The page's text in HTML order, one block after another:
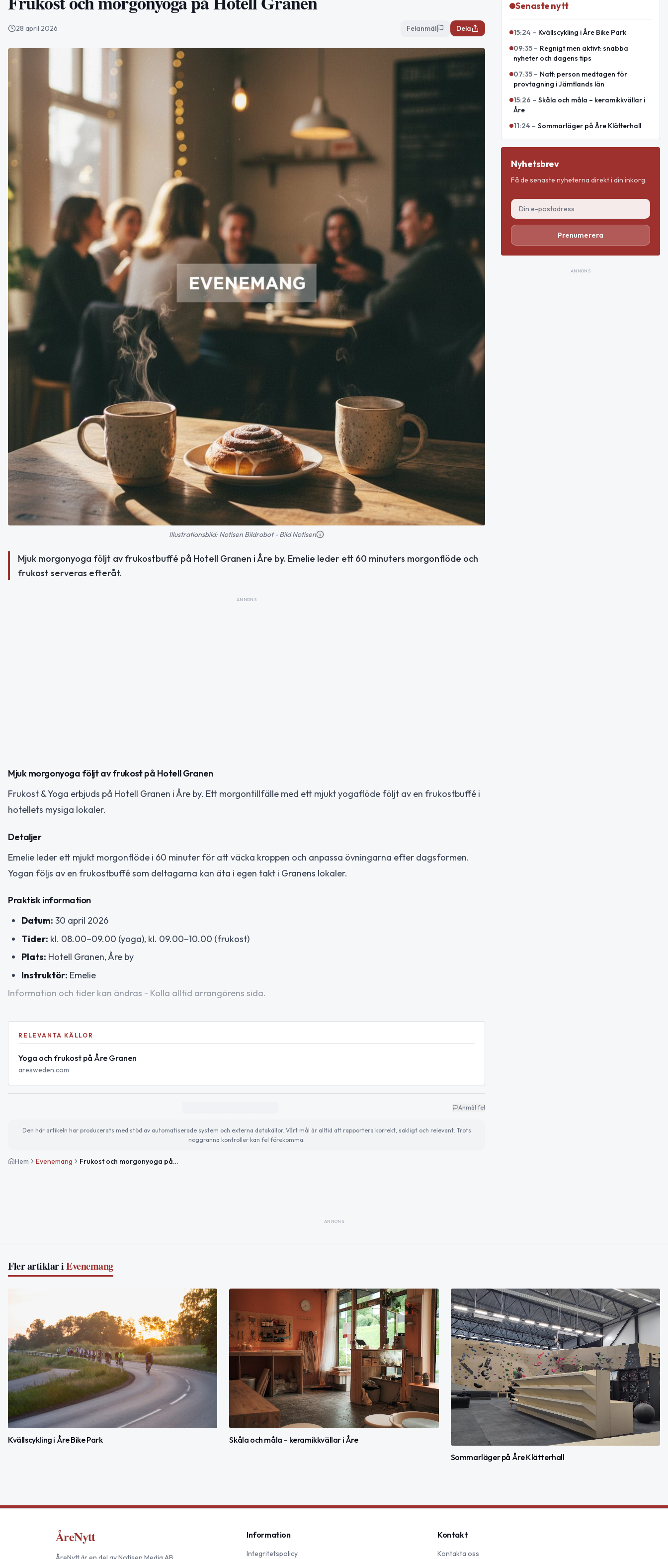
28 april 2026 Felanmäl Dela
Illustrationsbild: Notisen Bildrobot - Bild Notisen
Mjuk morgonyoga följt av frukostbuffé på Hotell Granen i Åre by. Emelie leder ett 60 minuters morgonflöde och
frukost serveras efteråt.
ANNONS
Mjuk morgonyoga följt av frukost på Hotell Granen
Frukost & Yoga erbjuds på Hotell Granen i Åre by. Ett morgontillfälle med ett mjukt yogaflöde följt av en frukostbuffé i
hotellets mysiga lokaler.
Detaljer
Emelie leder ett mjukt morgonflöde i 60 minuter för att väcka kroppen och anpassa övningarna efter dagsformen.
Yogan följs av en frukostbuffé som deltagarna kan äta i egen takt i Granens lokaler.
Praktisk information
Datum: 30 april 2026
Tider: kl. 08.00–09.00 (yoga), kl. 09.00–10.00 (frukost)
Plats: Hotell Granen, Åre by
Instruktör: Emelie
Information och tider kan ändras - Kolla alltid arrangörens sida.
RELEVANTA KÄLLOR
Yoga och frukost på Åre Granen
aresweden.com
Anmäl fel
Den här artikeln har producerats med stöd av automatiserade system och externa datakällor. Vårt mål är alltid att rapportera korrekt, sakligt och relevant. Trots
noggranna kontroller kan fel förekomma.
Hem Evenemang Frukost och morgonyoga på Hotell Granen
Senaste nytt
15:24 – Kvällscykling i Åre Bike Park
09:35 – Regnigt men aktivt: snabba
nyheter och dagens tips
07:35 – Natt: person medtagen för
provtagning i Jämtlands län
15:26 – Skåla och måla – keramikkvällar i
Åre
11:24 – Sommarläger på Åre Klätterhall
Nyhetsbrev
Få de senaste nyheterna direkt i din inkorg.
Prenumerera
ANNONS
ANNONS
Fler artiklar iEvenemang
Kvällscykling i Åre Bike Park
Skåla och måla – keramikkvällar i Åre
Sommarläger på Åre Klätterhall
ÅreNytt Information
Integritetspolicy
Kontakt
Kontakta oss